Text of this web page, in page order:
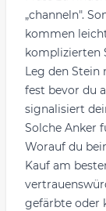
„channeln".
kommen
komplizierten
Leg den Stein
fest bevor du
signalisiert
Solche Anker
Worauf du
Kauf am
gefärbte oder